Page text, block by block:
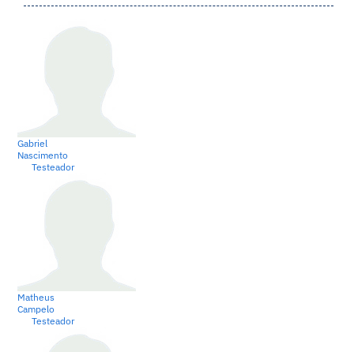
Gabriel
Nascimento
Testeador
Matheus
Campelo
Testeador